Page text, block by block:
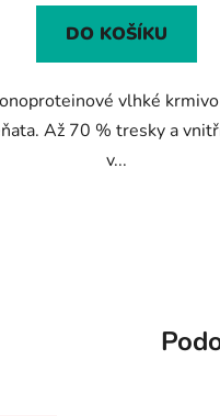
DO KOŠÍKU
vlhké
Až 70 % tresky a
v...